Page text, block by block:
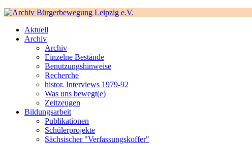
Aktuell
Archiv
Archiv
Einzelne Bestände
Benutzungshinweise
Recherche
histor. Interviews 1979-92
Was uns bewegt(e)
Zeitzeugen
Bildungsarbeit
Publikationen
Schülerprojekte
Sächsischer "Verfassungskoffer"